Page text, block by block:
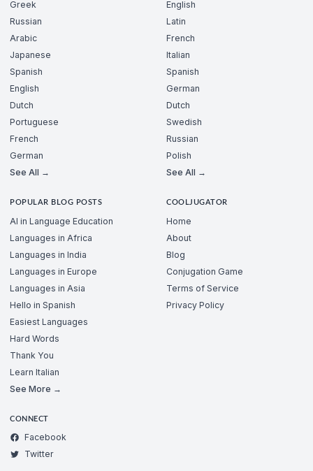
Greek
Russian
Arabic
Japanese
Spanish
English
Dutch
Portuguese
French
German
See All →
English
Latin
French
Italian
Spanish
German
Dutch
Swedish
Russian
Polish
See All →
POPULAR BLOG POSTS
AI in Language Education
Languages in Africa
Languages in India
Languages in Europe
Languages in Asia
Hello in Spanish
Easiest Languages
Hard Words
Thank You
Learn Italian
See More →
COOLJUGATOR
Home
About
Blog
Conjugation Game
Terms of Service
Privacy Policy
CONNECT
Facebook
Twitter